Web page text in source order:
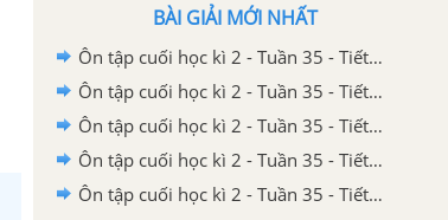
BÀI GIẢI MỚI NHẤT
Ôn tập cuối học kì 2 - Tuần 35 - Tiết 8 trang 119
Ôn tập cuối học kì 2 - Tuần 35 - Tiết 7 trang 117, 118
Ôn tập cuối học kì 2 - Tuần 35 - Tiết 6 trang 116
Ôn tập cuối học kì 2 - Tuần 35 - Tiết 5 trang 116
Ôn tập cuối học kì 2 - Tuần 35 - Tiết 4 trang 115